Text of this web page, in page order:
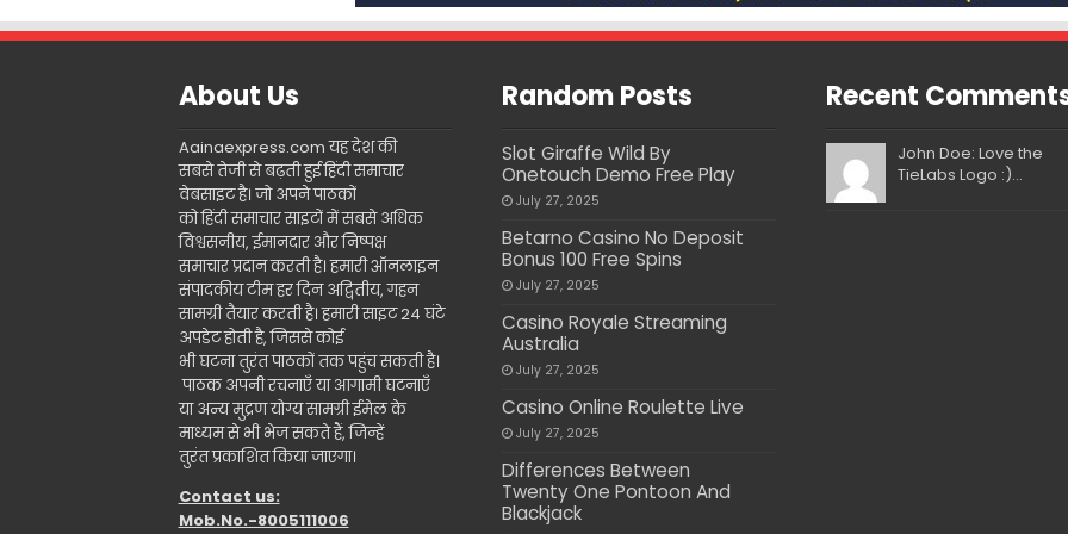
About Us
Aainaexpress.com यह देश की
सबसे तेजी से बढ़ती हुई हिंदी समाचार
वेबसाइट है। जो अपने पाठकों
को हिंदी समाचार साइटों में सबसे अधिक
विश्वसनीय, ईमानदार और निष्पक्ष
समाचार प्रदान करती है। हमारी ऑनलाइन
संपादकीय टीम हर दिन अद्वितीय, गहन
सामग्री तैयार करती है। हमारी साइट 24 घंटे
अपडेट होती है, जिससे कोई
भी घटना तुरंत पाठकों तक पहुंच सकती है।
पाठक अपनी रचनाएँ या आगामी घटनाएँ
या अन्य मुद्रण योग्य सामग्री ईमेल के
माध्यम से भी भेज सकते हैं, जिन्हें
तुरंत प्रकाशित किया जाएगा।
Contact us:
Mob.No.-8005111006
Random Posts
Slot Giraffe Wild By
Onetouch Demo Free Play
July 27, 2025
Betarno Casino No Deposit
Bonus 100 Free Spins
July 27, 2025
Casino Royale Streaming
Australia
July 27, 2025
Casino Online Roulette Live
July 27, 2025
Differences Between
Twenty One Pontoon And
Blackjack
Recent
John Doe: Love the
TieLabs Logo :)...